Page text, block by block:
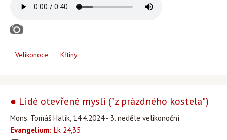
Velikonoce Křtiny
● Lidé otevřené mysli ("z prázdného kostela")
Mons. Tomáš Halík, 14.4.2024 - 3. neděle velikonoční
Evangelium: Lk 24,35